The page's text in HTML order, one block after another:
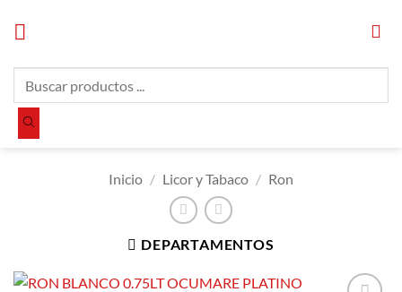
productos
Inicio / Licor y Tabaco / Ron
DEPARTAMENTOS